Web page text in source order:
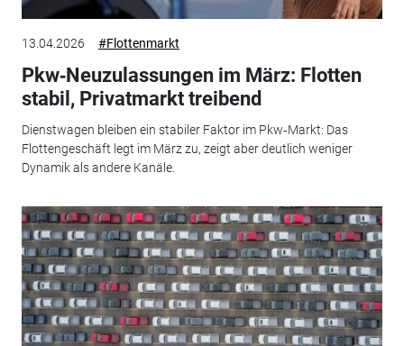
13.04.2026 #Flottenmarkt
Pkw‑Neuzulassungen im März: Flotten
stabil, Privatmarkt treibend
Dienstwagen bleiben ein stabiler Faktor im Pkw‑Markt: Das
Flottengeschäft legt im März zu, zeigt aber deutlich weniger
Dynamik als andere Kanäle.